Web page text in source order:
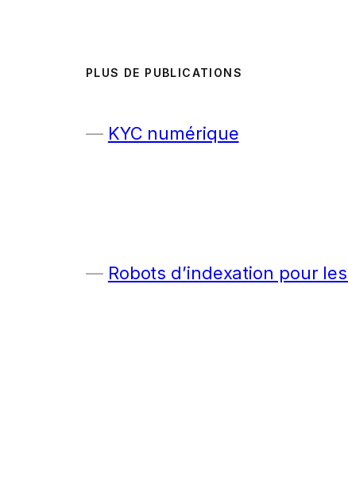
PLUS DE PUBLICATIONS
KYC numérique
Robots d’indexation pour